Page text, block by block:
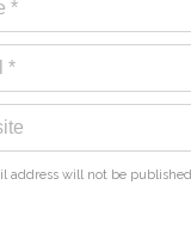
address will not be